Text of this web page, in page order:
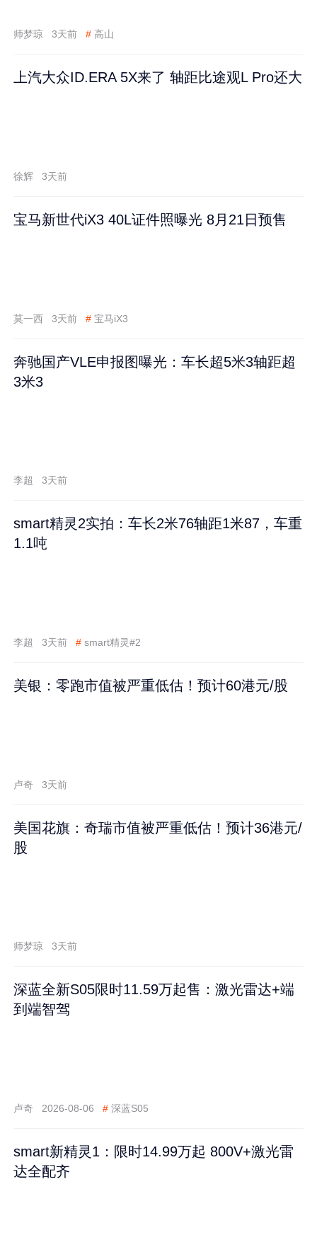
师梦琼 3天前 # 高山
上汽大众ID.ERA 5X来了 轴距比途观L Pro还大
徐辉 3天前
宝马新世代iX3 40L证件照曝光 8月21日预售
莫一西 3天前 # 宝马iX3
奔驰国产VLE申报图曝光：车长超5米3轴距超
3米3
李超 3天前
smart精灵2实拍：车长2米76轴距1米87，车重
1.1吨
李超 3天前 # smart精灵#2
美银：零跑市值被严重低估！预计60港元/股
卢奇 3天前
美国花旗：奇瑞市值被严重低估！预计36港元/
股
师梦琼 3天前
深蓝全新S05限时11.59万起售：激光雷达+端
到端智驾
卢奇 2026-08-06 # 深蓝S05
smart新精灵1：限时14.99万起 800V+激光雷
达全配齐